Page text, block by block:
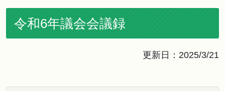
令和6年議会会議録
更新日：2025/3/21